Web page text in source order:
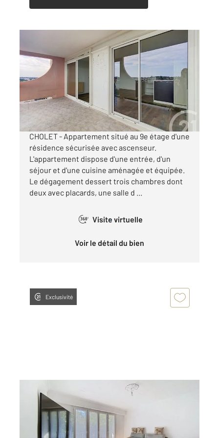
77,85 m
, 4 pièces
Ref : 5903
Appartement à louer
720 €
par mois charges comprises
CHOLET - Appartement situé au 9e étage d'une
résidence sécurisée avec ascenseur.
L'appartement dispose d'une entrée, d'un
séjour et d'une cuisine aménagée et équipée.
Le dégagement dessert trois chambres dont
deux avec placards, une salle d ...
360° Visite virtuelle
Voir le détail du bien
Exclusivité
CHOLET 49
45 m 2, 2 pièces
Ref : 5799
Appartement T2 à louer